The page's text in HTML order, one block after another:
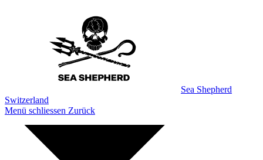
Sea Shepherd
Switzerland
Menü schliessen Zurück